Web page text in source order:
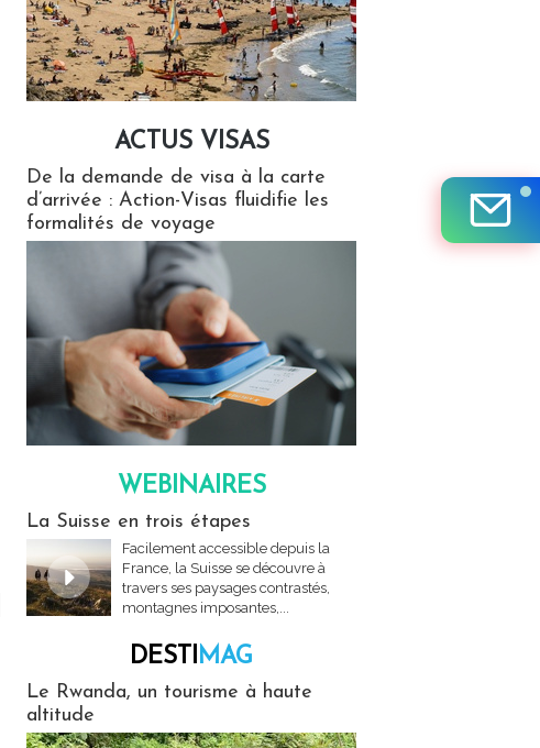
ACTUS VISAS
De la demande de visa à la carte
d’arrivée : Action-Visas fluidifie les
formalités de voyage
WEBINAIRES
La Suisse en trois étapes
Facilement accessible depuis la
France, la Suisse se découvre à
travers ses paysages contrastés,
montagnes imposantes,...
DESTIMAG
Le Rwanda, un tourisme à haute
altitude